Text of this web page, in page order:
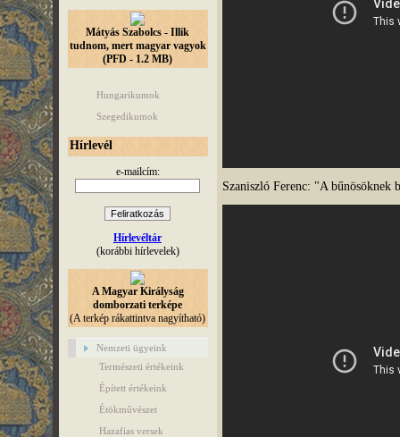
Mátyás Szabolcs - Illik
tudnom, mert magyar vagyok
(PFD - 1.2 MB)
Hungarikumok
Szegedikumok
Hírlevél
e-mailcím:
Hírlevéltár
(korábbi hírlevelek)
A Magyar Királyság
domborzati terképe
(A terkép rákattintva nagyítható)
Nemzeti ügyeink
Természeti értékeink
Épített értékeink
Étökművészet
Hazafias versek
Szaniszló Ferenc: "A bűnösöknek